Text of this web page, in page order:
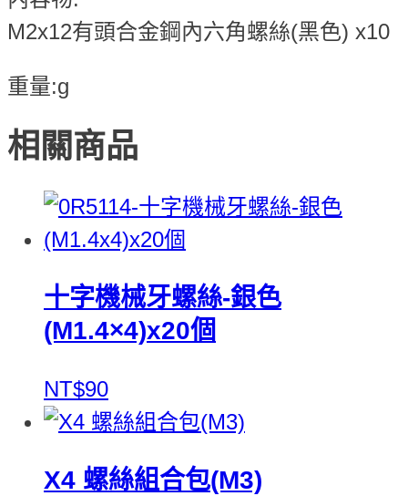
M2x12有頭合金鋼內六角螺絲(黑色) x10
重量:g
相關商品
十字機械牙螺絲-銀色
(M1.4×4)x20個
NT$90
X4 螺絲組合包(M3)